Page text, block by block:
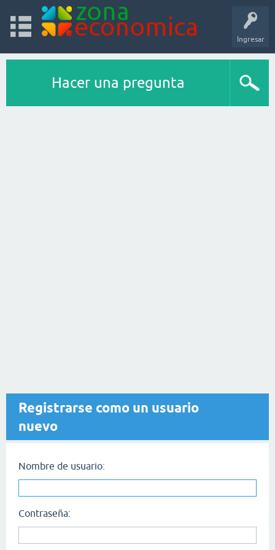
Ingresar
Hacer una pregunta
Registrarse como un usuario
nuevo
Nombre de usuario:
Contraseña: